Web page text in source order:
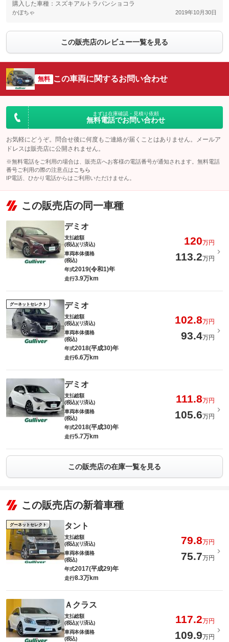
購入した車種：スズキアルトラパンショコラ
かぼちゃ 2019年10月30日
この販売店のレビュー一覧を見る
無料 この車両に関するお問い合わせ
まずは在庫確認・見積り依頼
無料電話でお問い合わせ
お気軽にどうぞ。問合せ後に何度もご連絡が届くことはありません。メールア
ドレスは販売店に公開されません。
※無料電話をご利用の場合は、販売店へお客様の電話番号が通知されます。無料電話
番号ご利用の際の注意点は こちら
IP電話、ひかり電話からはご利用いただけません。
この販売店の同一車種
デミオ
支払総額
(税込)(リ済込)
120万円
車両本体価格
(税込)
113.2万円
年式2019(令和1)年
走行3.9万km
グーネットセレクト デミオ
支払総額
(税込)(リ済込)
102.8万円
車両本体価格
(税込)
93.4万円
年式2018(平成30)年
走行6.6万km
デミオ
支払総額
(税込)(リ済込)
111.8万円
車両本体価格
(税込)
105.6万円
年式2018(平成30)年
走行5.7万km
この販売店の在庫一覧を見る
この販売店の新着車種
グーネットセレクト タント
支払総額
(税込)(リ済込)
79.8万円
車両本体価格
(税込)
75.7万円
年式2017(平成29)年
走行8.3万km
Ａクラス
支払総額
(税込)(リ済込)
117.2万円
車両本体価格
(税込)
109.9万円